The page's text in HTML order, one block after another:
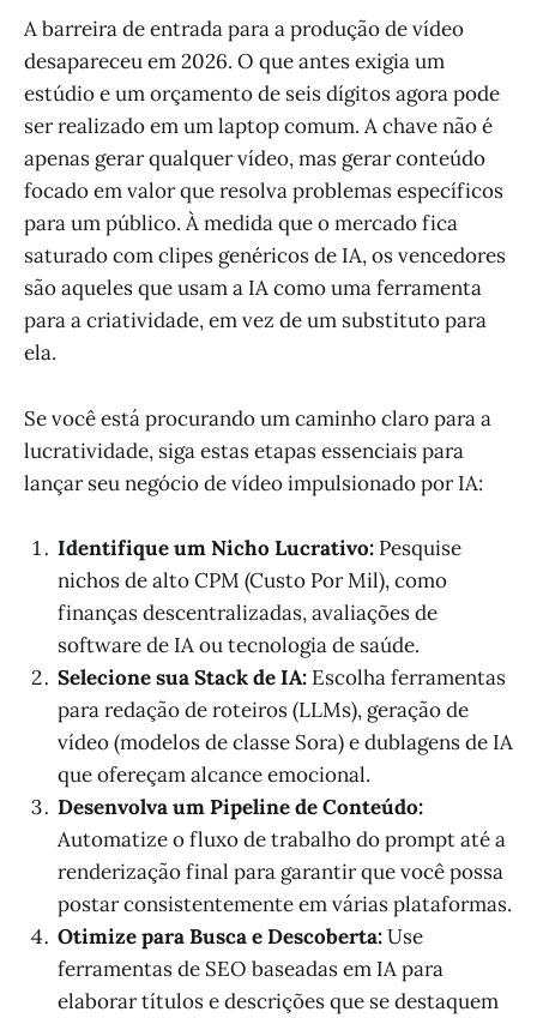
A barreira de entrada para a produção de vídeo
desapareceu em 2026. O que antes exigia um
estúdio e um orçamento de seis dígitos agora pode
ser realizado em um laptop comum. A chave não é
apenas gerar qualquer vídeo, mas gerar conteúdo
focado em valor que resolva problemas específicos
para um público. À medida que o mercado fica
saturado com clipes genéricos de IA, os vencedores
são aqueles que usam a IA como uma ferramenta
para a criatividade, em vez de um substituto para
ela.
Se você está procurando um caminho claro para a
lucratividade, siga estas etapas essenciais para
lançar seu negócio de vídeo impulsionado por IA:
Identifique um Nicho Lucrativo: Pesquise
nichos de alto CPM (Custo Por Mil), como
finanças descentralizadas, avaliações de
software de IA ou tecnologia de saúde.
Selecione sua Stack de IA: Escolha ferramentas
para redação de roteiros (LLMs), geração de
vídeo (modelos de classe Sora) e dublagens de IA
que ofereçam alcance emocional.
Desenvolva um Pipeline de Conteúdo:
Automatize o fluxo de trabalho do prompt até a
renderização final para garantir que você possa
postar consistentemente em várias plataformas.
Otimize para Busca e Descoberta:Use
ferramentas de SEO baseadas em IA para
elaborar títulos e descrições que se destaquem